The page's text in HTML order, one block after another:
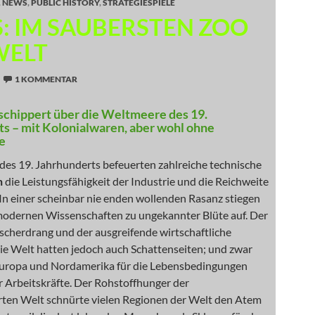
NEWS, PUBLIC HISTORY,STRATEGIESPIELE
IM SAUBERSTEN ZOO
1 KOMMENTAR
über die Weltmeere des 19.
– mit Kolonialwaren, aber wohl ohne
19. Jahrhunderts befeuerten zahlreiche technische
die Leistungsfähigkeit der Industrie und die Reichweite
einer scheinbar nie enden wollenden Rasanz stiegen
Wissenschaften zu ungekannter Blüte auf. Der
und der ausgreifende wirtschaftliche
Welt hatten jedoch auch Schattenseiten; und zwar
und Nordamerika für die Lebensbedingungen
Arbeitskräfte. Der Rohstoffhunger der
Welt schnürte vielen Regionen der Welt den Atem